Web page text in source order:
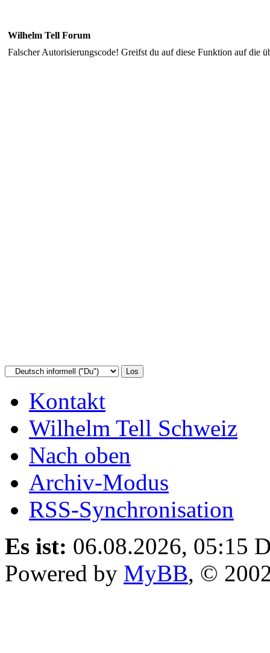
Wilhelm Tell Forum
Falscher Autorisierungscode! Greifst du auf diese Funktion auf die
Kontakt
Wilhelm Tell Schweiz
Nach oben
Archiv-Modus
RSS-Synchronisation
Es ist: 06.08.2026, 05:15
Powered by MyBB, ©